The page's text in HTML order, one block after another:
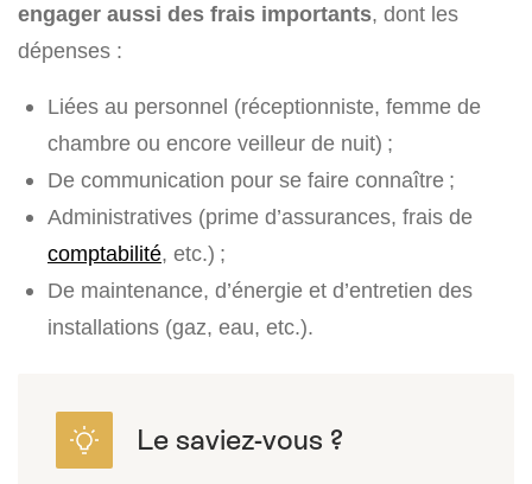
engager aussi des frais importants, dont les
dépenses :
Liées au personnel (réceptionniste, femme de
chambre ou encore veilleur de nuit) ;
De communication pour se faire connaître ;
Administratives (prime d’assurances, frais de
comptabilité, etc.) ;
De maintenance, d’énergie et d’entretien des
installations (gaz, eau, etc.).